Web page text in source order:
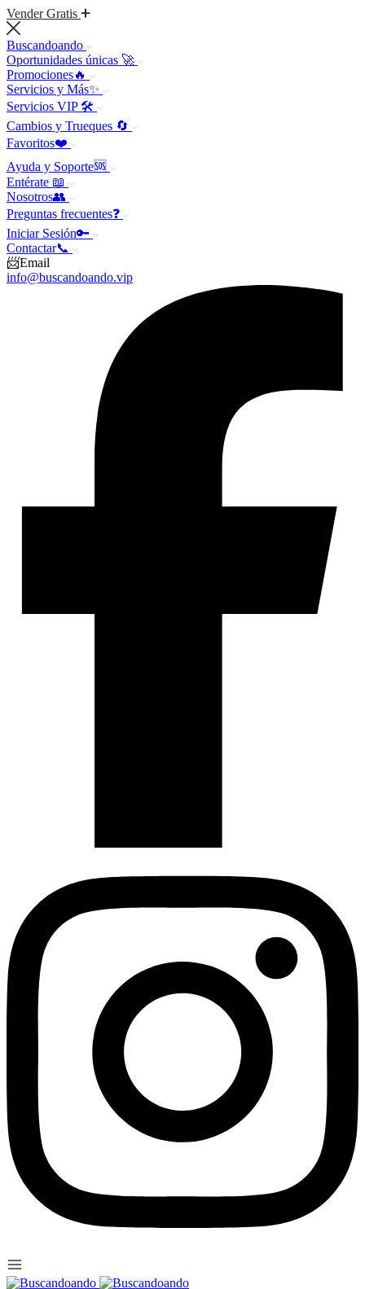
Vender Gratis
Buscandoando
Oportunidades únicas 🚀
Promociones🔥
Servicios y Más✨
Servicios VIP 🛠️
Cambios y Trueques 🔄
Favoritos❤️
Ayuda y Soporte🆘
Entérate 📖
Nosotros👥
Preguntas frecuentes❓
Iniciar Sesión🔑
Contactar📞
📨Email
info@buscandoando.vip